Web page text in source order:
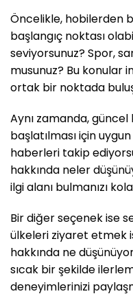
Öncelikle, hobilerden
başlangıç noktası
seviyorsunuz? Spor,
musunuz? Bu konular
ortak bir noktada
Aynı zamanda,
başlatılması için
haberleri takip
hakkında neler
ilgi alanı bulmanızı
Bir diğer seçenek ise
ülkeleri ziyaret etmek
hakkında ne
sıcak bir şekilde
deneyimlerinizi